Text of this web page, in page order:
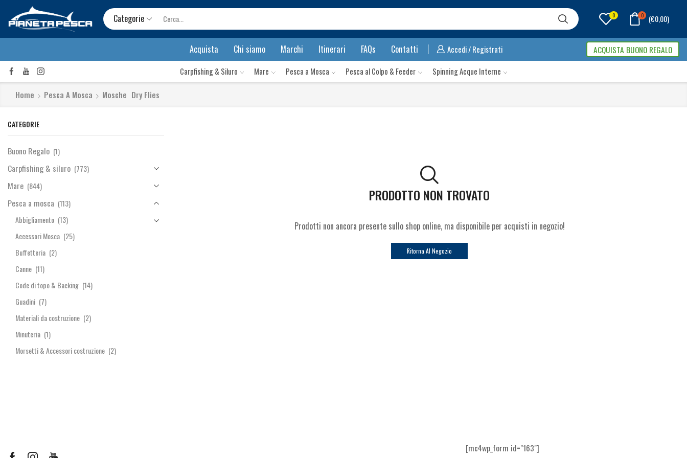
Categorie
input
0 0 (€0,00)
Acquista Chi siamo Marchi Itinerari FAQs Contatti Accedi / Registrati
ACQUISTA BUONO REGALO
Carpfishing & Siluro
Mare Pesca a Mosca Pesca al Colpo & Feeder Spinning Acque Interne
Home Pesca A Mosca Mosche Dry Flies
PRODOTTO NON TROVATO
Prodotti non ancora presente sullo shop online, ma disponibile per acquisti in negozio!
Ritorna Al Negozio
CATEGORIE
Buono Regalo (1)
Carpfishing & siluro (773)
Mare (844)
Pesca a mosca (113)
Abbigliamento (13)
Accessori Mosca (25)
Buffetteria (2)
Canne (11)
Code di topo & Backing (14)
Guadini (7)
Materiali da costruzione (2)
Minuteria (1)
Morsetti & Accessori costruzione (2)
[mc4wp_form id="163"]